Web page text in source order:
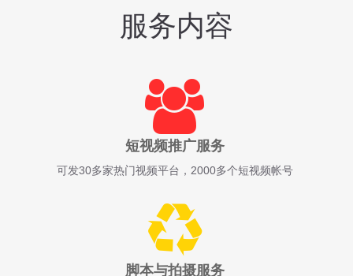
服务内容
短视频推广服务
可发30多家热门视频平台，2000多个短视频帐号
脚本与拍摄服务